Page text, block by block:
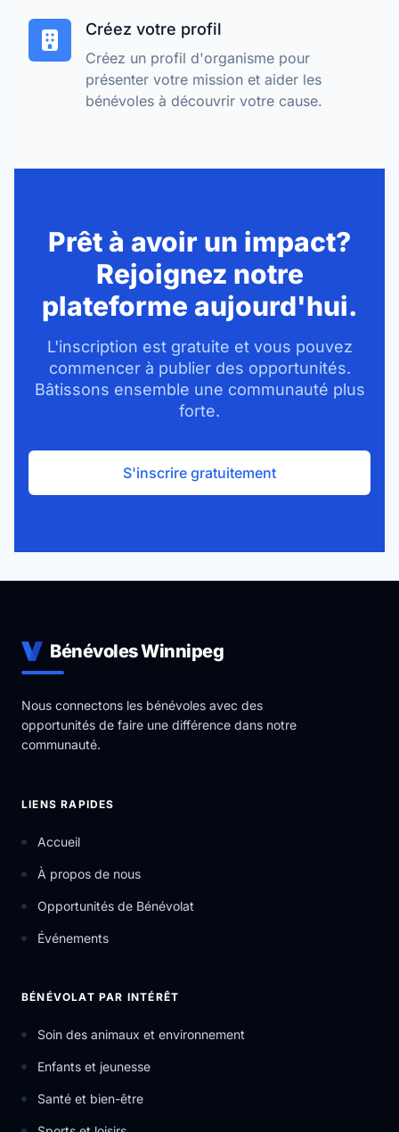
Créez votre profil
Créez un profil d'organisme pour
présenter votre mission et aider les
bénévoles à découvrir votre cause.
Prêt à avoir un impact?
Rejoignez notre
plateforme aujourd'hui.
L'inscription est gratuite et vous pouvez
commencer à publier des opportunités.
Bâtissons ensemble une communauté plus
forte.
S'inscrire gratuitement
Bénévoles Winnipeg
Nous connectons les bénévoles avec des
opportunités de faire une différence dans notre
communauté.
LIENS RAPIDES
Accueil
À propos de nous
Opportunités de Bénévolat
Événements
BÉNÉVOLAT PAR INTÉRÊT
Soin des animaux et environnement
Enfants et jeunesse
Santé et bien-être